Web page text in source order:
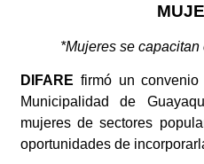
*Mujeres se
DIFARE firmó un
Municipalidad de
mujeres de sectores
oportunidades de